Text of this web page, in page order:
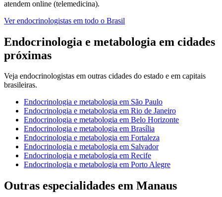
atendem online (telemedicina).
Verendocrinologistas em todo o Brasil
Endocrinologia e metabologia em cidades
próximas
Veja endocrinologistas em outras cidades do estado e em capitais
brasileiras.
Endocrinologia e metabologia em São Paulo
Endocrinologia e metabologia em Rio de Janeiro
Endocrinologia e metabologia em Belo Horizonte
Endocrinologia e metabologia em Brasília
Endocrinologia e metabologia em Fortaleza
Endocrinologia e metabologia em Salvador
Endocrinologia e metabologia em Recife
Endocrinologia e metabologia em Porto Alegre
Outras especialidades em Manaus